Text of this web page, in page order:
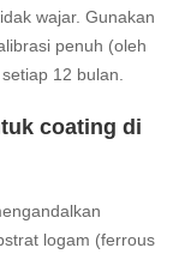
wajar. Gunakan
penuh (oleh
12 bulan.
coating di
logam (ferrous